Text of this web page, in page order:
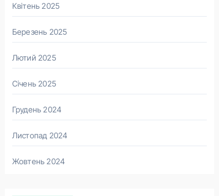
Квітень 2025
Березень 2025
Лютий 2025
Січень 2025
Грудень 2024
Листопад 2024
Жовтень 2024